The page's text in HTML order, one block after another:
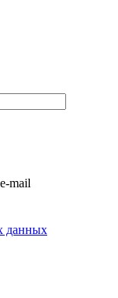
mail
данных